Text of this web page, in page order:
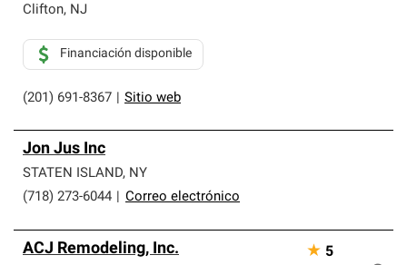
Clifton, NJ
(201) 691-8367 Sitio web
Financiación disponible
Jon Jus Inc
STATEN ISLAND, NY
(718) 273-6044
Correo electrónico
ACJ Remodeling, Inc. ★ 5